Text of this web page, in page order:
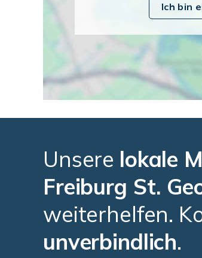
Ich bin
Unsere lokale
Freiburg St.
weiterhelfen.
unverbindlich.